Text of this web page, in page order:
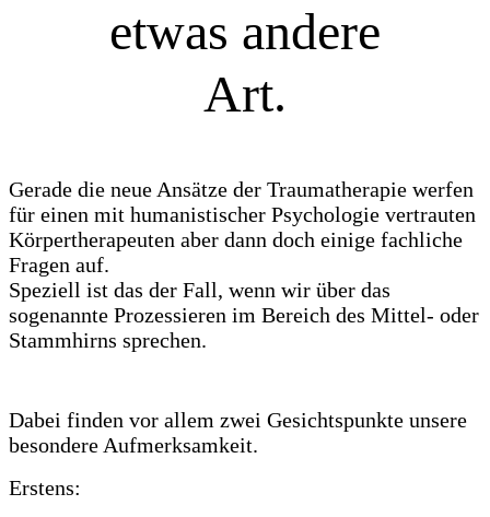
etwas andere
Art.
Gerade die neue Ansätze der Traumatherapie werfen
für einen mit humanistischer Psychologie vertrauten
Körpertherapeuten aber dann doch einige fachliche
Fragen auf.
Speziell ist das der Fall, wenn wir über das
sogenannte Prozessieren im Bereich des Mittel- oder
Stammhirns sprechen.
Dabei finden vor allem zwei Gesichtspunkte unsere
besondere Aufmerksamkeit.
Erstens: